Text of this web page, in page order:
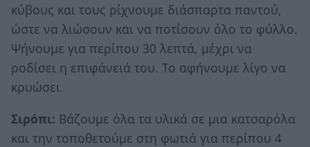
κύβους και τους ρίχνουμε διάσπαρτα παντού,
ώστε να λιώσουν και να ποτίσουν όλο το φύλλο.
Ψήνουμε για περίπου 30 λεπτά, μέχρι να
ροδίσει η επιφάνειά του. Το αφήνουμε λίγο να
κρυώσει.
Σιρόπι: Βάζουμε όλα τα υλικά σε μια κατσαρόλα
και την τοποθετούμε στη φωτιά για περίπου 4